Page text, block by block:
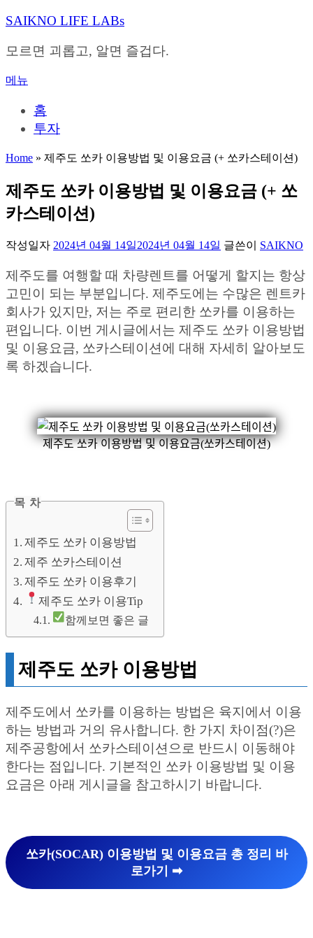
내
으
바
SAIKNO LIFE LABs
모르면 괴롭고, 알면 즐겁다.
메뉴
홈
투자
Home » 제주도 쏘카 이용방법 및 이용요금 (+ 쏘카스테이션)
제주도 쏘카 이용방법 및 이용요금 (+ 쏘
카스테이션)
작성일자 2024년 04월 14일2024년 04월 14일 글쓴이 SAIKNO
제주도를 여행할 때 차량렌트를 어떻게 할지는 항상
고민이 되는 부분입니다. 제주도에는 수많은 렌트카
회사가 있지만, 저는 주로 편리한 쏘카를 이용하는
편입니다. 이번 게시글에서는 제주도 쏘카 이용방법
및 이용요금, 쏘카스테이션에 대해 자세히 알아보도
록 하겠습니다.
제주도 쏘카 이용방법 및 이용요금(쏘카스테이션)
목 차
제주도 쏘카 이용방법
제주 쏘카스테이션
제주도 쏘카 이용후기
제주도 쏘카 이용Tip
함께보면 좋은 글
제주도 쏘카 이용방법
제주도에서 쏘카를 이용하는 방법은 육지에서 이용
하는 방법과 거의 유사합니다. 한 가지 차이점(?)은
제주공항에서 쏘카스테이션으로 반드시 이동해야
한다는 점입니다. 기본적인 쏘카 이용방법 및 이용
요금은 아래 게시글을 참고하시기 바랍니다.
쏘카(SOCAR) 이용방법 및 이용요금 총 정리 바
로가기 ➡︎